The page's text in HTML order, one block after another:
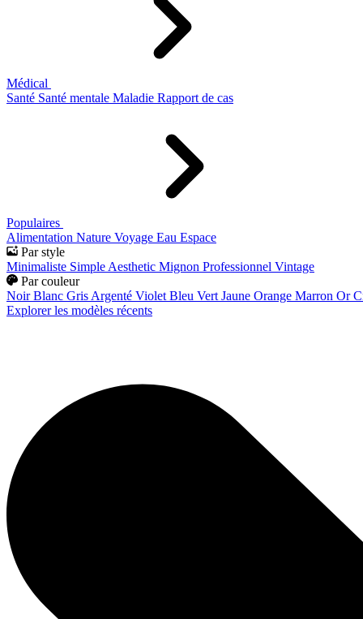
Médical
Santé Santé mentale Maladie Rapport de cas
Populaires
Alimentation Nature Voyage Eau Espace
Par style
Minimaliste Simple Aesthetic Mignon Professionnel Vintage
Par couleur
Noir Blanc Gris Argenté Violet Bleu Vert Jaune Orange Marron Or
Explorer les modèles récents